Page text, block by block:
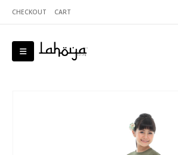
CHECKOUT CART